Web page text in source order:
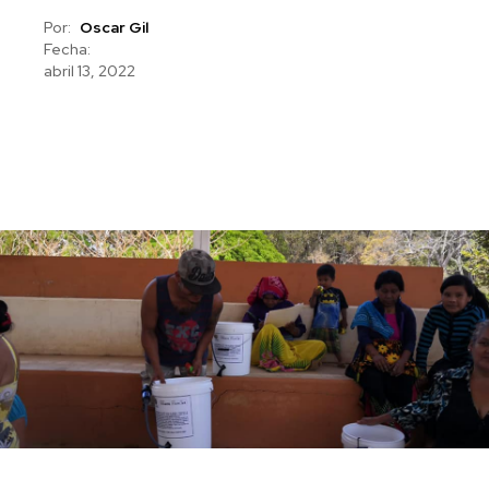
Por: Oscar Gil
Fecha:
abril 13, 2022